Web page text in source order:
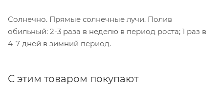
Солнечно. Прямые солнечные лучи. Полив
обильный: 2-3 раза в неделю в период роста; 1 раз в
4-7 дней в зимний период.
С этим товаром покупают